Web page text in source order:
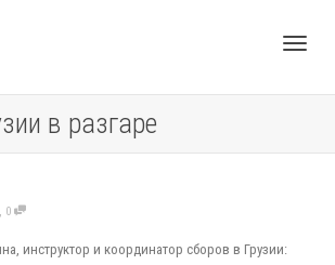
в разгаре
, 0
инструктор и координатор сборов в Грузии: